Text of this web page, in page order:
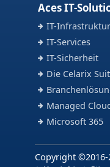
Aces IT-
IT-Infrastruktur
IT-Services
IT-Sicherheit
Die Celarix
Managed
Microsoft 365
Copyright ©2016-